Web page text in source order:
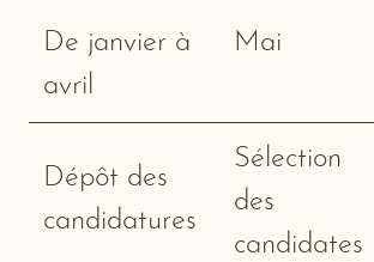
De janvier à
avril
Mai
Dépôt des
candidatures
Sélection
des
candidates